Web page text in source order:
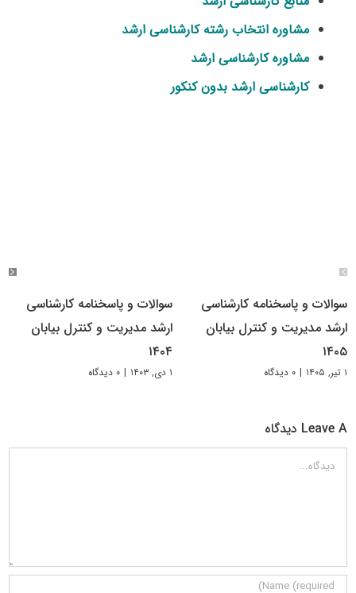
مشاوره انتخاب رشته کارشناسی ارشد
مشاوره کارشناسی ارشد
کارشناسی ارشد بدون کنکور
سوالات و پاسخنامه کارشناسی
ارشد مدیریت و کنترل بیابان
۱۴۰۵
۱ تیر, ۱۴۰۵ | ۰ دیدگاه
سوالات و پاسخنامه کارشناسی
ارشد مدیریت و کنترل بیابان
۱۴۰۴
۱ دی, ۱۴۰۳ | ۰ دیدگاه
Leave A دیدگاه
دیدگاه